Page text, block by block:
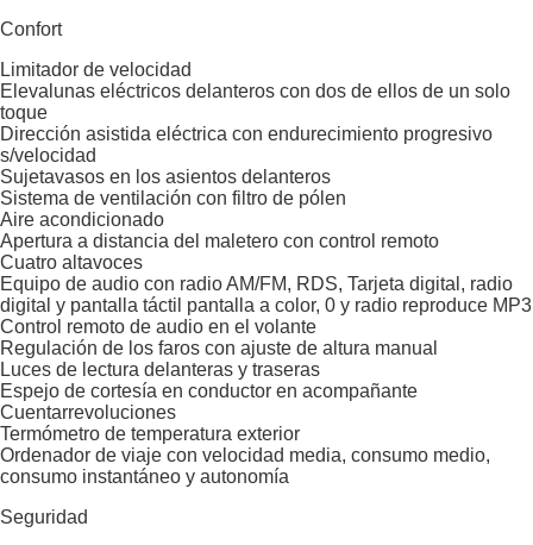
Confort
Limitador de velocidad
Elevalunas eléctricos delanteros con dos de ellos de un solo
toque
Dirección asistida eléctrica con endurecimiento progresivo
s/velocidad
Sujetavasos en los asientos delanteros
Sistema de ventilación con filtro de pólen
Aire acondicionado
Apertura a distancia del maletero con control remoto
Cuatro altavoces
Equipo de audio con radio AM/FM, RDS, Tarjeta digital, radio
digital y pantalla táctil pantalla a color, 0 y radio reproduce MP3
Control remoto de audio en el volante
Regulación de los faros con ajuste de altura manual
Luces de lectura delanteras y traseras
Espejo de cortesía en conductor en acompañante
Cuentarrevoluciones
Termómetro de temperatura exterior
Ordenador de viaje con velocidad media, consumo medio,
consumo instantáneo y autonomía
Seguridad